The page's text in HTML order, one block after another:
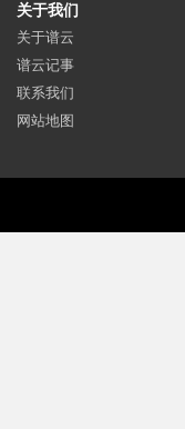
关于我们
关于谱云
谱云记事
联系我们
网站地图